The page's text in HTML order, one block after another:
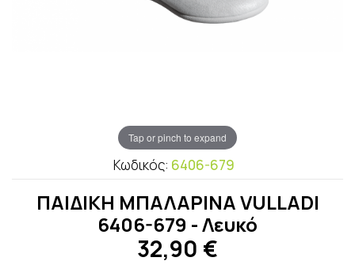
Tap or pinch to expand
Κωδικός: 6406-679
ΠΑΙΔΙΚΗ ΜΠΑΛΑΡΙΝΑ VULLADI
6406-679 - Λευκό
32,90 €